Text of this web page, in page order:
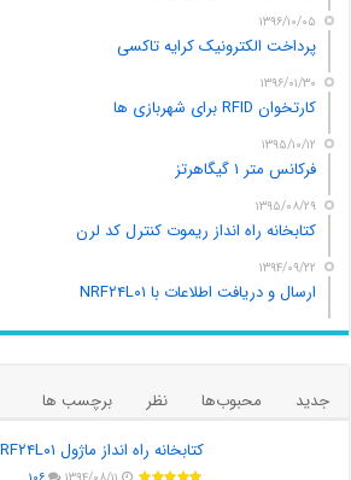
۱۳۹۶/۱۰/۰۵
پرداخت الکترونیک کرایه تاکسی
۱۳۹۶/۰۱/۳۰
کارتخوان RFID برای شهربازی ها
۱۳۹۵/۱۰/۱۲
فرکانس متر ۱ گیگاهرتز
۱۳۹۵/۰۸/۲۹
کتابخانه راه انداز ریموت کنترل کد لرن
۱۳۹۴/۰۹/۲۲
ارسال و دریافت اطلاعات با NRF۲۴L۰۱
جدید محبوب‌ها نظر
برچسب ها
کتابخانه راه انداز ماژول NRF۲۴L۰۱